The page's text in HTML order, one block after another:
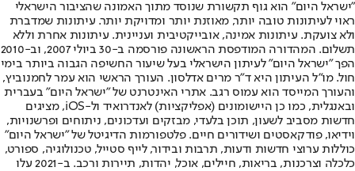
"ישראל היום" הוא גוף תקשורת שנוסד מתוך האמונה שהציבור הישראלי
ראוי לעיתונות טובה יותר, מאוזנת יותר ומדויקת יותר. עיתונות שמדברת
ולא צועקת. עיתונות אמינה, אובייקטיבית ועניינית. עיתונות אחרת וללא
תשלום. המהדורה המודפסת הראשונה פורסמה ב-30 ביולי 2007, וב-2010
הפך "ישראל היום" לעיתון הישראלי בעל שיעור החשיפה הגבוה ביותר בימי
חול. מו"ל העיתון היא ד"ר מרים אדלסון. העורך הראשי הוא עמר לחמנוביץ,
והעורך המייסד הוא עמוס רגב. אתרי האינטרנט של "ישראל היום" בעברית
ובאנגלית, כמו כן היישומונים (אפליקציות) לאנדרואיד ול-iOS, מציגים
חדשות מסביב לשעון, תוכן בלעדי, מבזקים ועדכונים, ניתוחים ופרשנויות,
וידיאו, פודקאסטים ושידורים חיים. פלטפורמות הדיגיטל של "ישראל היום"
כוללות ערוצי חדשות ודעות, תרבות ובידור, לייף סטייל, טכנולוגיה, ספורט,
כלכלה וצרכנות, בריאות, חיילים, אוכל, יהדות, תיירות ורכב. ב-2021 עלו